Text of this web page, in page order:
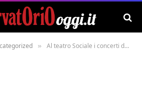
» Al teatro Sociale i concerti dell’Accademia dei Cameristi